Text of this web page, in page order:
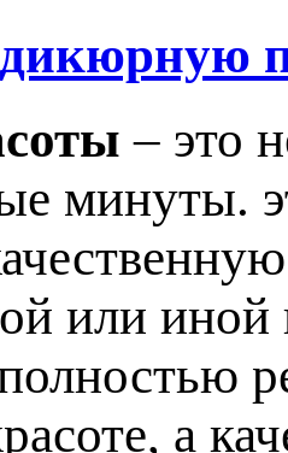
– это
минуты.
или иной
а